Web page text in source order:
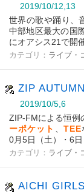
2019/10/12,13
世界の歌や踊り、
中部地区最大の国
にオアシス21で開催
カテゴリ： ライブ・
ZIP
2019/10/5,6
ZIP-FMによる恒例
ーポケット
TEE
0月5日（土）・6
カテゴリ： ライブ・
AICHI